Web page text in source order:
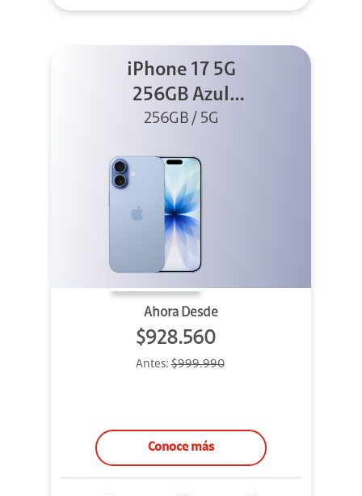
iPhone 17 5G
256GB Azul
neblina
256GB / 5G
Ahora Desde
$928.560
Antes:$999.990
Conoce más